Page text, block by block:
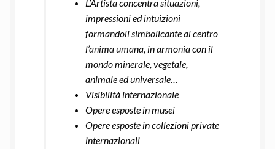
L’Artista concentra situazioni,
impressioni ed intuizioni
formandoli simbolicante al centro
l’anima umana, in armonia con il
mondo minerale, vegetale,
animale ed universale…
Visibilità internazionale
Opere esposte in musei
Opere esposte in collezioni private
internazionali